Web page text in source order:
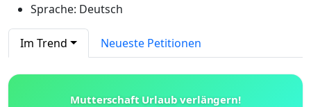
Sprache: Deutsch
Im Trend Neueste Petitionen
Mutterschaft Urlaub verlängern!